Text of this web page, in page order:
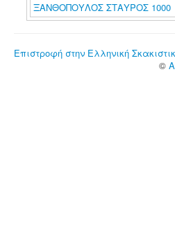
ΞΑΝΘΟΠΟΥΛΟΣ ΣΤΑΥΡΟΣ 1000
Επιστροφή στην Ελληνική
©